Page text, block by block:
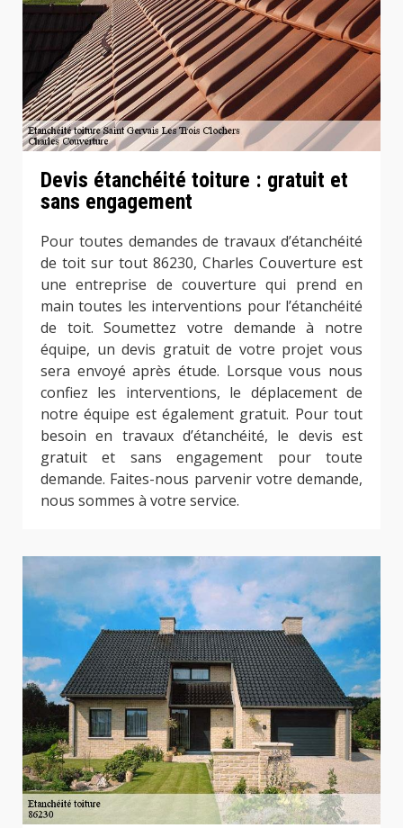
Devis étanchéité toiture : gratuit et
sans engagement
Pour toutes demandes de travaux d’étanchéité
de toit sur tout 86230, Charles Couverture est
une entreprise de couverture qui prend en
main toutes les interventions pour l’étanchéité
de toit. Soumettez votre demande à notre
équipe, un devis gratuit de votre projet vous
sera envoyé après étude. Lorsque vous nous
confiez les interventions, le déplacement de
notre équipe est également gratuit. Pour tout
besoin en travaux d’étanchéité, le devis est
gratuit et sans engagement pour toute
demande. Faites-nous parvenir votre demande,
nous sommes à votre service.